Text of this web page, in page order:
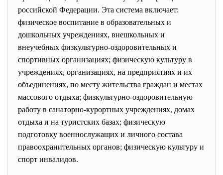
российской Федерации. Эта система включает:
физическое воспитание в образовательных и
дошкольных учреждениях, внешкольных и
внеучебных физкультурно-оздоровительных и
спортивных организациях; физическую культуру в
учреждениях, организациях, на предприятиях и их
объединениях, по месту жительства граждан и местах
массового отдыха; физкультурно-оздоровительную
работу в санаторно-курортных учреждениях, домах
отдыха и на туристских базах; физическую
подготовку военнослужащих и личного состава
правоохранительных органов; физическую культуру и
спорт инвалидов.